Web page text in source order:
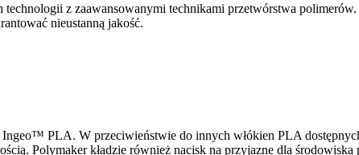
z zaawansowanymi technikami przetwórstwa
nieustanną jakość.
PLA. W przeciwieństwie do innych włókien PLA
Polymaker kładzie również nacisk na przyjazne dla środowiska